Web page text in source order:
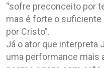
“sofre preconceito por
mas é forte o suficiente
por Cristo”.
Já o ator que interpreta
uma performance mais